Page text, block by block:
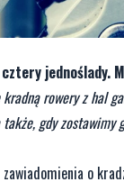
rowery z hal
gdy
o